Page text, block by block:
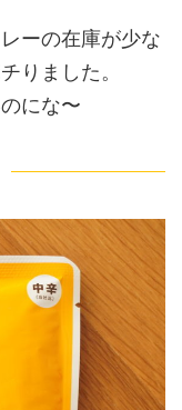
ーの在庫が少な
りました。
にな〜